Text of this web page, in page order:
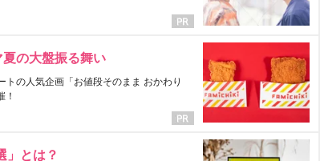
の大盤振る舞い
の人気企画「お値段そのまま おかわり
！
」とは？